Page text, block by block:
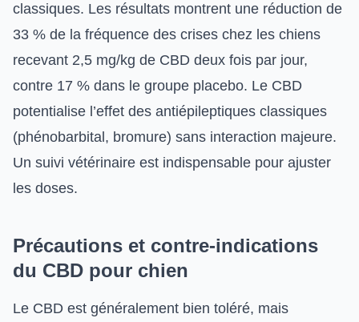
classiques. Les résultats montrent une réduction de
33 % de la fréquence des crises chez les chiens
recevant 2,5 mg/kg de CBD deux fois par jour,
contre 17 % dans le groupe placebo. Le CBD
potentialise l’effet des antiépileptiques classiques
(phénobarbital, bromure) sans interaction majeure.
Un suivi vétérinaire est indispensable pour ajuster
les doses.
Précautions et contre-indications
du CBD pour chien
Le CBD est généralement bien toléré, mais